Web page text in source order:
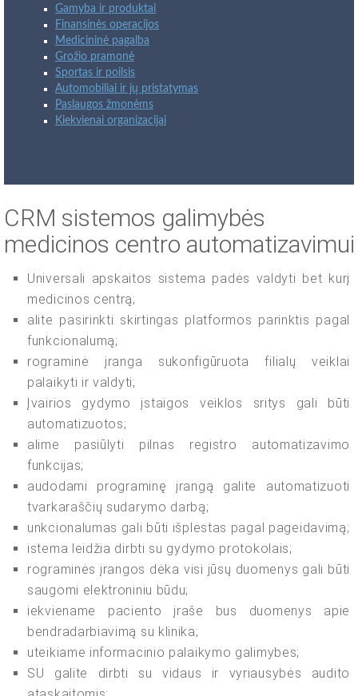
Gamyba ir produktai
Finansinės operacijos
Medicininė pagalba
Grožio pramonė
Sportas ir poilsis
Automobiliai ir jų pristatymas
Paslaugos žmonėms
Kiekvienai organizacijai
CRM sistemos galimybės
medicinos centro automatizavimui
Universali apskaitos sistema padės valdyti bet kurį
medicinos centrą;
alite pasirinkti skirtingas platformos parinktis pagal
funkcionalumą;
rograminė įranga sukonfigūruota filialų veiklai
palaikyti ir valdyti;
Įvairios gydymo įstaigos veiklos sritys gali būti
automatizuotos;
alime pasiūlyti pilnas registro automatizavimo
funkcijas;
audodami programinę įrangą galite automatizuoti
tvarkaraščių sudarymo darbą;
unkcionalumas gali būti išplėstas pagal pageidavimą;
istema leidžia dirbti su gydymo protokolais;
rograminės įrangos dėka visi jūsų duomenys gali būti
saugomi elektroniniu būdu;
iekviename paciento įraše bus duomenys apie
bendradarbiavimą su klinika;
uteikiame informacinio palaikymo galimybes;
SU galite dirbti su vidaus ir vyriausybės audito